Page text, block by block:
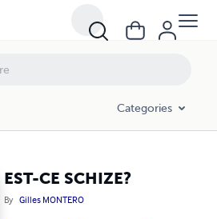
Categories
EST-CE SCHIZE?
By Gilles MONTERO